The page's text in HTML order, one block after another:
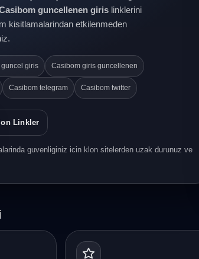
guncellenen giris linklerini
kisitlamalarindan etkilenmeden
giris Casibom giris guncellenen
Casibom telegram Casibom twitter
Linkler
guvenliginiz icin klon sitelerden uzak durunuz ve